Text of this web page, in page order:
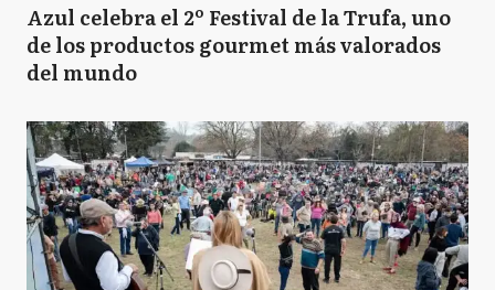
Azul celebra el 2º Festival de la Trufa, uno
de los productos gourmet más valorados
del mundo